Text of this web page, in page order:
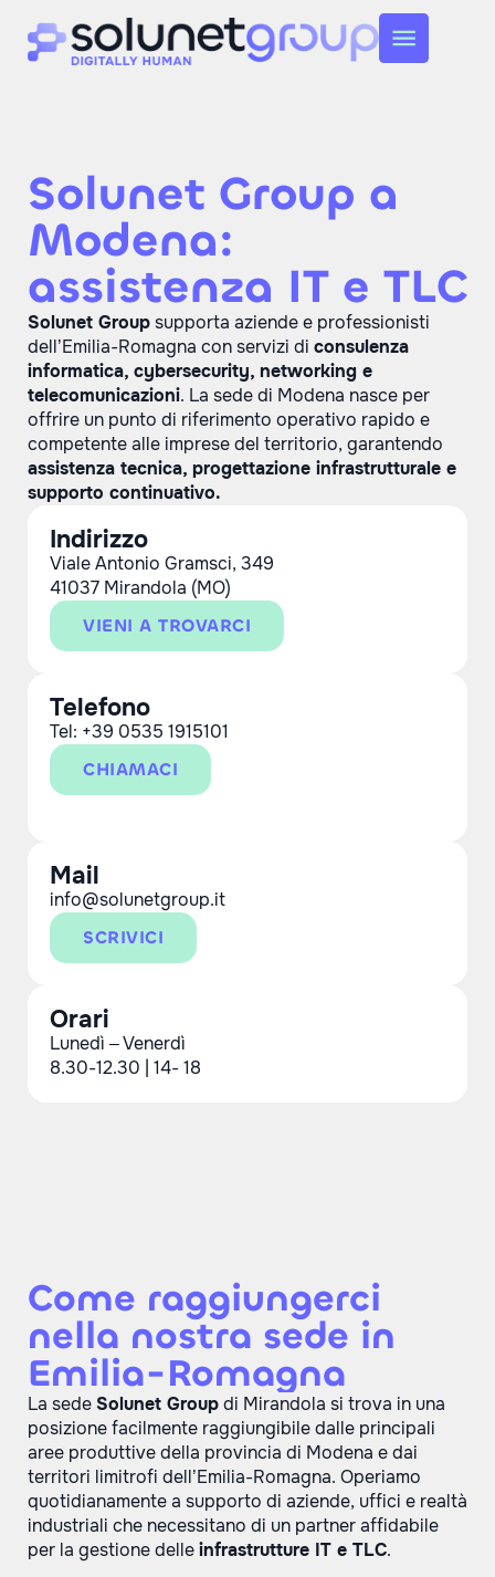
Solunet Group a
Modena:
assistenza IT e TLC
Solunet Groupsupporta aziende e professionisti
dell’Emilia-Romagna con servizi di consulenza
informatica, cybersecurity, networking e
telecomunicazioni. La sede di Modena nasce per
offrire un punto di riferimento operativo rapido e
competente alle imprese del territorio, garantendo
assistenza tecnica, progettazione infrastrutturale e
supporto continuativo.
Indirizzo
Viale Antonio Gramsci, 349
41037 Mirandola (MO)
VIENI A TROVARCI
Telefono
Tel: +39 0535 1915101
CHIAMACI
Mail
info@solunetgroup.it
SCRIVICI
Orari
Lunedì – Venerdì
8.30-12.30 | 14- 18
Come raggiungerci
nella nostra sede in
Emilia-Romagna
La sedeSolunet Groupdi Mirandola si trova in una
posizione facilmente raggiungibile dalle principali
aree produttive della provincia di Modena e dai
territori limitrofi dell’Emilia-Romagna. Operiamo
quotidianamente a supporto di aziende, uffici e realtà
industriali che necessitano di un partner affidabile
per la gestione delleinfrastrutture IT e TLC.